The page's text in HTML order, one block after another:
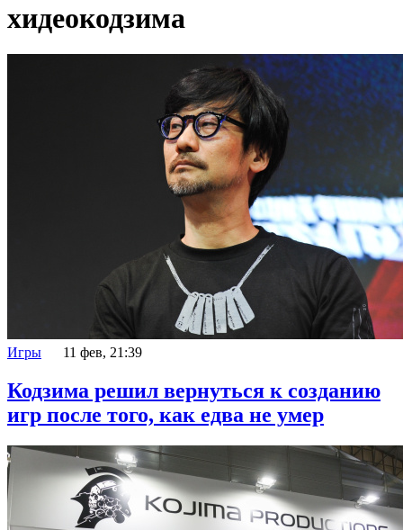
хидеокодзима
Игры 11 фев, 21:39
Кодзима решил вернуться к созданию
игр после того, как едва не умер